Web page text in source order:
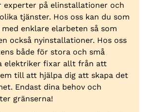
experter på elinstallationer och
tjänster. Hos oss kan du som
enklare elarbeten så som
också nyinstallationer. Hos oss
både för stora och små
elektriker fixar allt från att
till att hjälpa dig att skapa det
Endast dina behov och
gränserna!